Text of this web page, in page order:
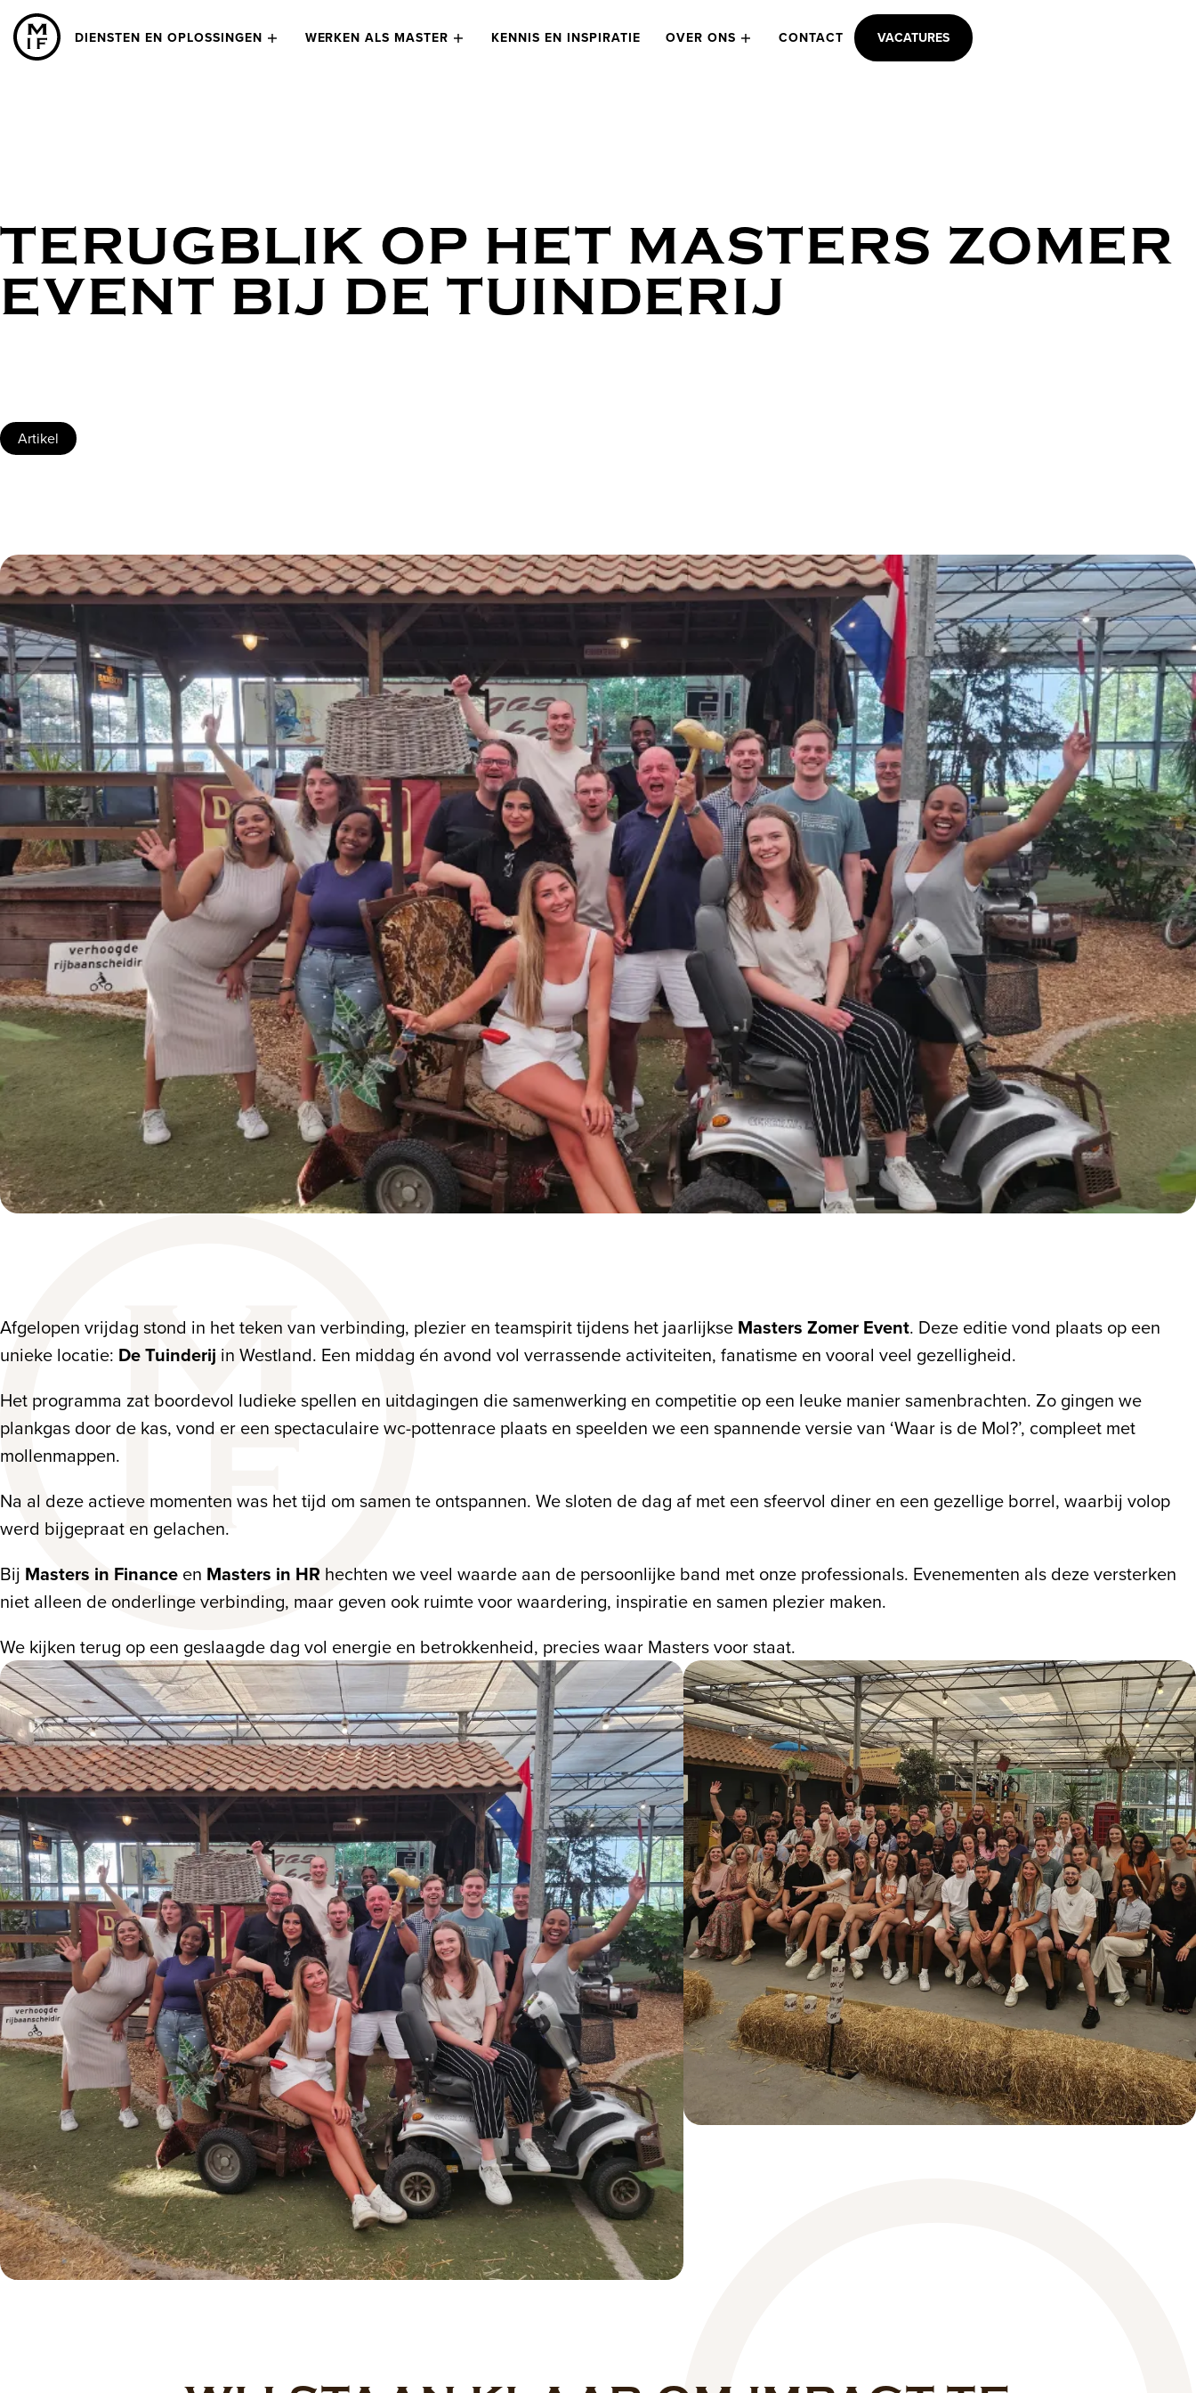
DIENSTEN EN OPLOSSINGEN WERKEN ALS MASTER KENNIS EN INSPIRATIE OVER ONS CONTACT VACATURES
TERUGBLIK OP HET MASTERS ZOMER
EVENT BIJ DE TUINDERIJ
Artikel
Afgelopen vrijdag stond in het teken van verbinding, plezier en teamspirit tijdens het jaarlijkse Masters Zomer Event. Deze editie vond plaats op een
unieke locatie: De Tuinderij in Westland. Een middag én avond vol verrassende activiteiten, fanatisme en vooral veel gezelligheid.
Het programma zat boordevol ludieke spellen en uitdagingen die samenwerking en competitie op een leuke manier samenbrachten. Zo gingen we
plankgas door de kas, vond er een spectaculaire wc-pottenrace plaats en speelden we een spannende versie van ‘Waar is de Mol?’, compleet met
mollenmappen.
Na al deze actieve momenten was het tijd om samen te ontspannen. We sloten de dag af met een sfeervol diner en een gezellige borrel, waarbij volop
werd bijgepraat en gelachen.
Bij Masters in Finance en Masters in HR hechten we veel waarde aan de persoonlijke band met onze professionals. Evenementen als deze versterken
niet alleen de onderlinge verbinding, maar geven ook ruimte voor waardering, inspiratie en samen plezier maken.
We kijken terug op een geslaagde dag vol energie en betrokkenheid, precies waar Masters voor staat.